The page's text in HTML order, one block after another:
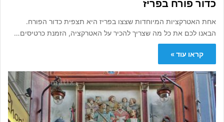
כדור פורח בפריז
אחת האטרקציות המיוחדות שצצו בפריז היא תצפית כדור הפורח.
הבאנו לכם את כל מה שצריך להכיר על האטרקציה, הזמנת כרטיסים…
קראו עוד »